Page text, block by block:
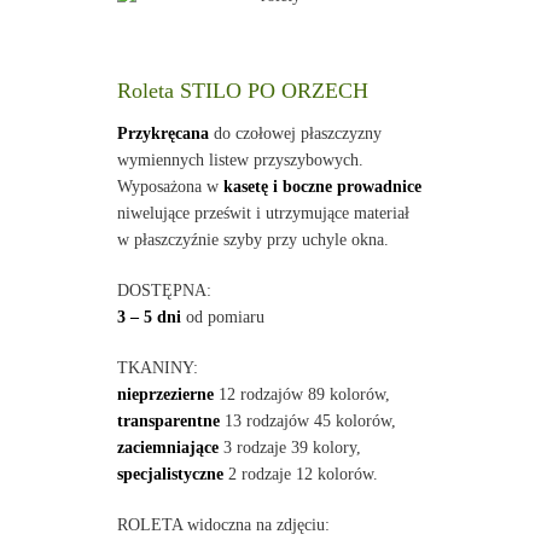
Roleta STILO PO ORZECH
Przykręcanado czołowej płaszczyzny
wymiennych listew przyszybowych.
Wyposażona w kasetę i boczne prowadnice
niwelujące prześwit i utrzymujące materiał
w płaszczyźnie szyby przy uchyle okna.
DOSTĘPNA:
3 – 5 dni od pomiaru
TKANINY:
nieprzezierne12 rodzajów 89 kolorów,
transparentne13 rodzajów 45 kolorów,
zaciemniające3 rodzaje 39 kolory,
specjalistyczne2 rodzaje 12 kolorów.
ROLETA widoczna na zdjęciu: